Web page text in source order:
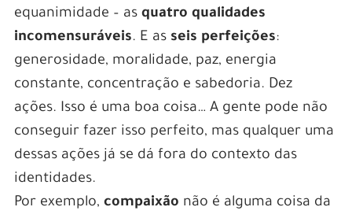
equanimidade – as quatro qualidades
incomensuráveis. E as seis perfeições:
generosidade, moralidade, paz, energia
constante, concentração e sabedoria. Dez
ações. Isso é uma boa coisa… A gente pode não
conseguir fazer isso perfeito, mas qualquer uma
dessas ações já se dá fora do contexto das
identidades.
Por exemplo, compaixão não é alguma coisa da